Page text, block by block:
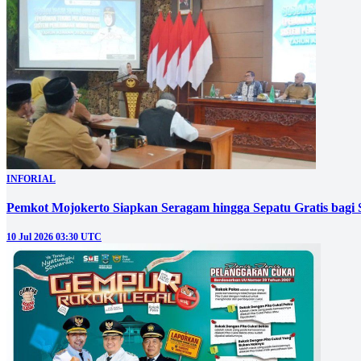
INFORIAL
Pemkot Mojokerto Siapkan Seragam hingga Sepatu Gratis bagi
10 Jul 2026 03:30 UTC